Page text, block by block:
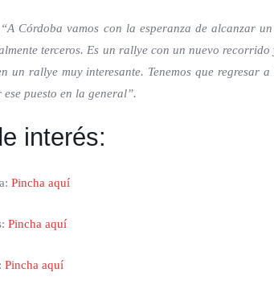
“A Córdoba vamos con la esperanza de alcanzar
terceros. Es un rallye con un nuevo
un rallye muy interesante. Tenemos que
puesto en la general”.
interés:
Pincha aquí
Pincha aquí
Pincha aquí